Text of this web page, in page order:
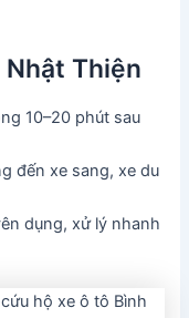
Nhật Thiện
10–20 phút sau
đến xe sang, xe du
dụng, xử lý nhanh